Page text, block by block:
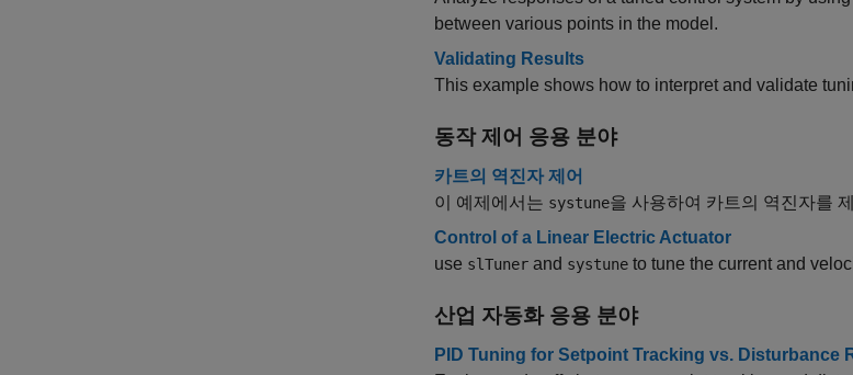
between various points in the model.
Validating Results
This example shows how to interpret and validate
동작 제어 응용 분야
카트의 역진자 제어
이 예제에서는 systune을 사용하여 카트의 역진자를
Control of a Linear Electric Actuator
use slTuner and systune to tune the current and
산업 자동화 응용 분야
PID Tuning for Setpoint Tracking vs. Disturbance